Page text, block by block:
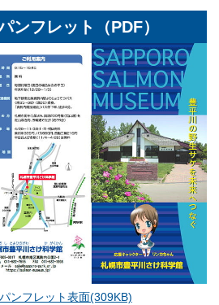
ンフレット（PDF）
ンフレット表面(309KB)